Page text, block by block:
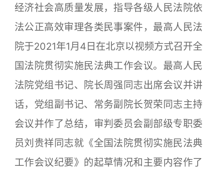
经济社会高质量发展，指导各级人民法院依
法公正高效审理各类民事案件，最高人民法
院于2021年1月4日在北京以视频方式召开全
国法院贯彻实施民法典工作会议。最高人民
法院党组书记、院长周强同志出席会议并讲
话，党组副书记、常务副院长贺荣同志主持
会议并作了总结，审判委员会副部级专职委
员刘贵祥同志就《全国法院贯彻实施民法典
工作会议纪要》的起草情况和主要内容作了